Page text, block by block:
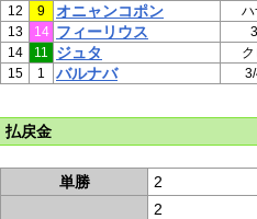
12
9 オニャンコポン ハ
13
14 フィーリウス 3
14
11 ジュタ
15
1 バルナバ
払戻金
単勝 2
2